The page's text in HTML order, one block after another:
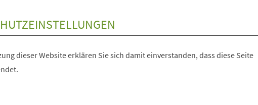
dieser Website erklären Sie sich damit einverstanden, dass diese Seite